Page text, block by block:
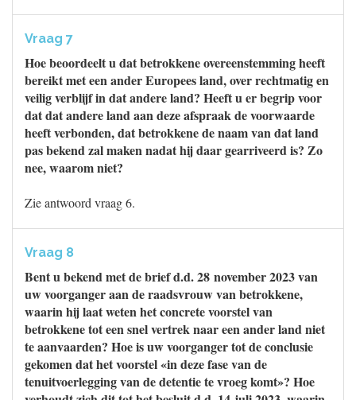
Vraag 7
Hoe beoordeelt u dat betrokkene overeenstemming heeft
bereikt met een ander Europees land, over rechtmatig en
veilig verblijf in dat andere land? Heeft u er begrip voor
dat dat andere land aan deze afspraak de voorwaarde
heeft verbonden, dat betrokkene de naam van dat land
pas bekend zal maken nadat hij daar gearriveerd is? Zo
nee, waarom niet?
Zie antwoord vraag 6.
Vraag 8
Bent u bekend met de brief d.d. 28 november 2023 van
uw voorganger aan de raadsvrouw van betrokkene,
waarin hij laat weten het concrete voorstel van
betrokkene tot een snel vertrek naar een ander land niet
te aanvaarden? Hoe is uw voorganger tot de conclusie
gekomen dat het voorstel «in deze fase van de
tenuitvoerlegging van de detentie te vroeg komt»? Hoe